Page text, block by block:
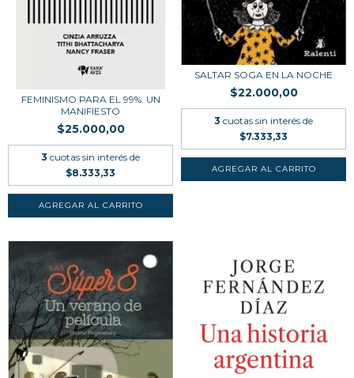
FEMINISMO PARA EL 99%. UN
MANIFIESTO
$25.000,00
3 cuotas sin interés de
$8.333,33
SALTAR SOGA EN LA NOCHE
$22.000,00
3 cuotas sin interés de
$7.333,33